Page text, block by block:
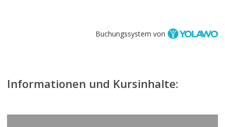
Buchungssystem von
Informationen und Kursinhalte: